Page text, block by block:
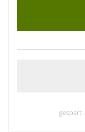
gespart: